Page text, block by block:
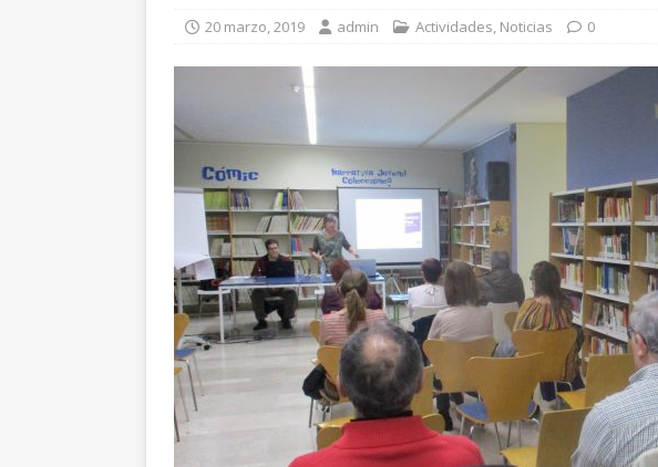
20 marzo, 2019 admin Actividades Noticias 0